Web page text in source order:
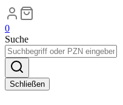
0
Suche
Schließen